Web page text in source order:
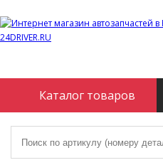
Каталог товаров